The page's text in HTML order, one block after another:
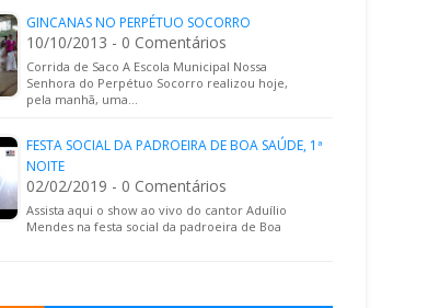
GINCANAS NO PERPÉTUO SOCORRO
10/10/2013 - 0 Comentários
Corrida de Saco A Escola Municipal Nossa
Senhora do Perpétuo Socorro realizou hoje,
pela manhã, uma…
FESTA SOCIAL DA PADROEIRA DE BOA SAÚDE, 1ª
NOITE
02/02/2019 - 0 Comentários
Assista aqui o show ao vivo do cantor Aduílio
Mendes na festa social da padroeira de Boa